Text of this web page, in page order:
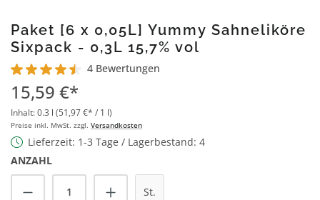
Paket [6 x 0,05L] Yummy Sahneliköre
Sixpack - 0,3L 15,7% vol
Durchschnittliche Bewertung von 4.5 von 5 Sternen
4 Bewertungen
15,59 €*
Inhalt:0.3 l (51,97 €* / 1 l)
Preise inkl. MwSt. zzgl. Versandkosten
Lieferzeit: 1-3 Tage / Lagerbestand: 4
ANZAHL
Produkt Anzahl: Gib den gewünschten
St.